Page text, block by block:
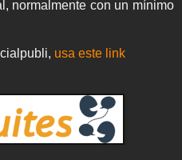
normalmente con un mínimo
usa este link